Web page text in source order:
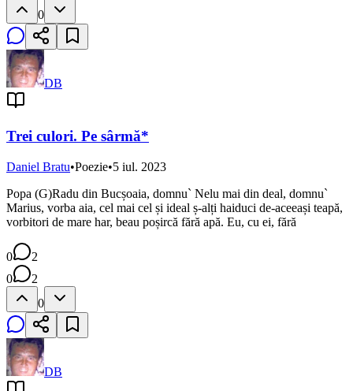
0
DB
Trei culori. Pe sârmă*
Daniel Bratu•Poezie•5 iul. 2023
Popa (G)Radu din Bucșoaia, domnu` Nelu mai din deal, domnu`
Marius, vorba aia, cel mai cel și ideal ș-alți haiduci de-aceeași teapă,
vorbitori de mare har, beau poșircă fără apă. Eu, cu ei, fără
0
2
0
2
0
DB